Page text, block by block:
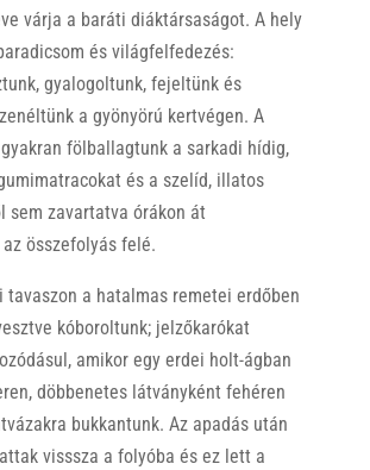
várja a baráti diáktársaságot. A hely
és világfelfedezés:
gyalogoltunk, fejeltünk és
a gyönyörú kertvégen. A
fölballagtunk a sarkadi hídig,
és a szelíd, illatos
sem zavartatva órákon át
összefolyás felé.
tavaszon a hatalmas remetei erdőben
kóboroltunk; jelzőkarókat
amikor egy erdei holt-ágban
döbbenetes látványként fehéren
bukkantunk. Az apadás után
visssza a folyóba és ez lett a